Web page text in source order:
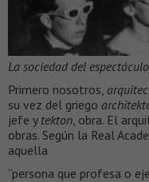
La sociedad del
Primero nosotros,
su vez del griego
jefe y tekton , obra. El
obras. Según la Real
aquella
“persona que profesa o